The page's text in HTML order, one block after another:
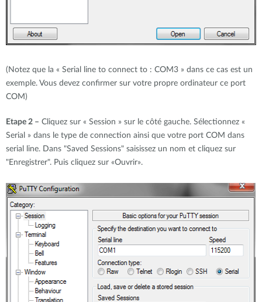
(Notez que la « Serial line to connect to : COM3 » dans ce cas est un
exemple. Vous devez confirmer sur votre propre ordinateur ce port
COM)
Etape 2 – Cliquez sur « Session » sur le côté gauche. Sélectionnez «
Serial » dans le type de connection ainsi que votre port COM dans
serial line. Dans "Saved Sessions" saisissez un nom et cliquez sur
"Enregistrer". Puis cliquez sur «Ouvrir».